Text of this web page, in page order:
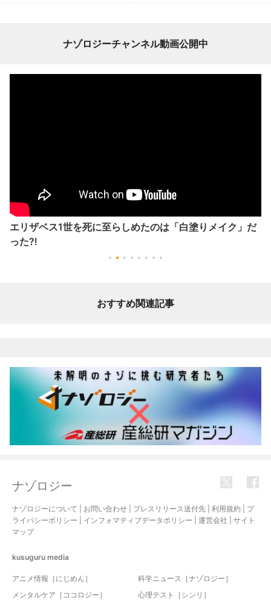
ナゾロジーチャンネル動画公開中
エリザベス1世を死に至らしめたのは「白塗りメイク」だ
った⁈
おすすめ関連記事
ナゾロジー
ナゾロジーについて お問い合わせ プレスリリース送付先 利用規約
プ
ライバシーポリシー
インフォマティブデータポリシー 運営会社
サイト
マップ
kusuguru media
アニメ情報［にじめん］
科学ニュース［ナゾロジー］
メンタルケア［ココロジー］
心理テスト［シンリ］